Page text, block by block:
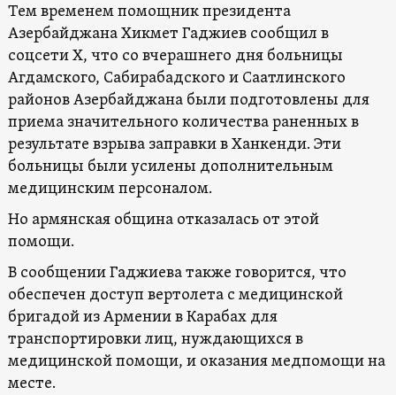
Тем временем помощник президента
Азербайджана Хикмет Гаджиев сообщил в
соцсети Х, что со вчерашнего дня больницы
Агдамского, Сабирабадского и Саатлинского
районов Азербайджана были подготовлены для
приема значительного количества раненных в
результате взрыва заправки в Ханкенди. Эти
больницы были усилены дополнительным
медицинским персоналом.
Но армянская община отказалась от этой
помощи.
В сообщении Гаджиева также говорится, что
обеспечен доступ вертолета с медицинской
бригадой из Армении в Карабах для
транспортировки лиц, нуждающихся в
медицинской помощи, и оказания медпомощи на
месте.